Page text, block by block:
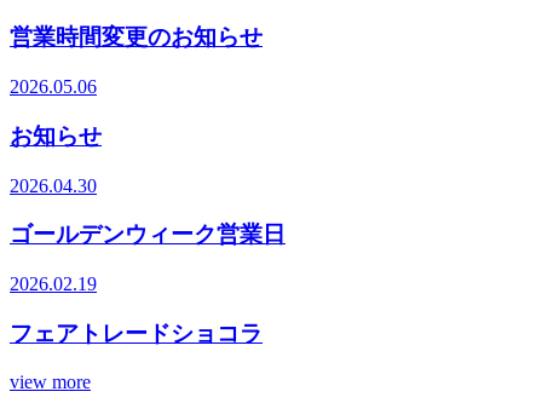
営業時間変更のお知らせ
2026.05.06
お知らせ
2026.04.30
ゴールデンウィーク営業日
2026.02.19
フェアトレードショコラ
view more